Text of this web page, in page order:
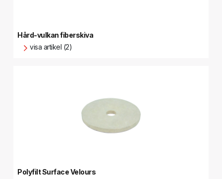
Hård-vulkan fiberskiva
visa artikel (2)
Polyfilt Surface Velours